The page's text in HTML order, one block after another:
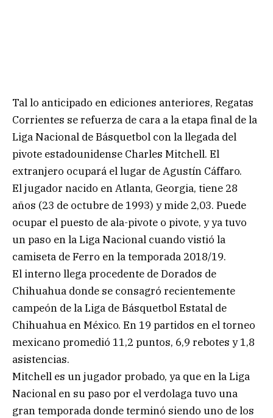
Tal lo anticipado en ediciones anteriores, Regatas
Corrientes se refuerza de cara a la etapa final de la
Liga Nacional de Básquetbol con la llegada del
pivote estadounidense Charles Mitchell. El
extranjero ocupará el lugar de Agustín Cáffaro.
El jugador nacido en Atlanta, Georgia, tiene 28
años (23 de octubre de 1993) y mide 2,03. Puede
ocupar el puesto de ala-pivote o pivote, y ya tuvo
un paso en la Liga Nacional cuando vistió la
camiseta de Ferro en la temporada 2018/19.
El interno llega procedente de Dorados de
Chihuahua donde se consagró recientemente
campeón de la Liga de Básquetbol Estatal de
Chihuahua en México. En 19 partidos en el torneo
mexicano promedió 11,2 puntos, 6,9 rebotes y 1,8
asistencias.
Mitchell es un jugador probado, ya que en la Liga
Nacional en su paso por el verdolaga tuvo una
gran temporada donde terminó siendo uno de los